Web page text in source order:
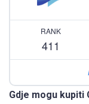
RANK
411
Gdje mogu kupiti